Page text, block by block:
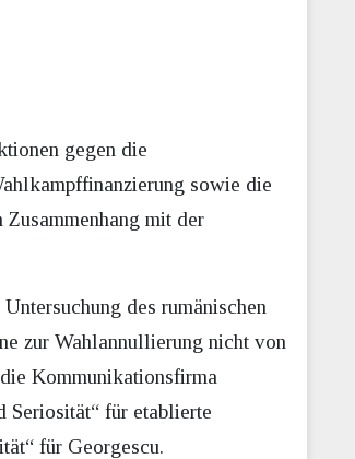
gegen die
sowie die
mit der
des rumänischen
zur Wahlannullierung nicht von
Kommunikationsfirma
Seriosität“ für etablierte
für Georgescu.